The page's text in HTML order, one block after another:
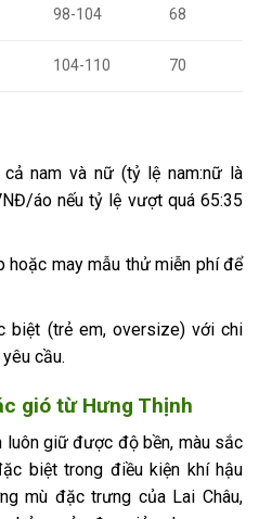
98-104 68
104-110 70
nam và nữ (tỷ lệ nam:nữ là
áo nếu tỷ lệ vượt quá 65:35
may mẫu thử miễn phí để
biệt (trẻ em, oversize) với chi
cầu.
gió từ Hưng Thịnh
luôn giữ được độ bền, màu sắc
biệt trong điều kiện khí hậu
mù đặc trưng của Lai Châu,